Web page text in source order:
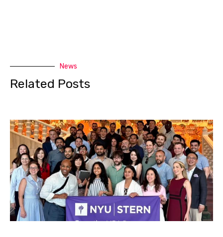
News
Related Posts